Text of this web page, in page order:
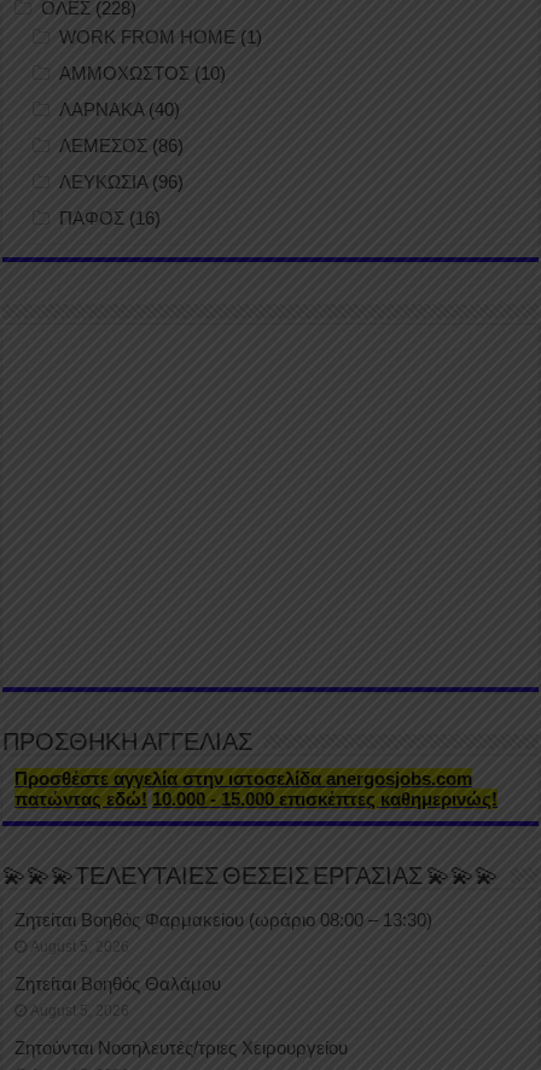
ΟΛΕΣ (228)
WORK FROM HOME (1)
ΑΜΜΟΧΩΣΤΟΣ (10)
ΛΑΡΝΑΚΑ(40)
ΛΕΜΕΣΟΣ (86)
ΛΕΥΚΩΣΙΑ(96)
ΠΑΦΟΣ (16)
ΠΡΟΣΘΗΚΗ ΑΓΓΕΛΙΑΣ
Προσθέστε αγγελία στην ιστοσελίδα anergosjobs.com
πατώντας εδώ! 10.000 - 15.000 επισκέπτες καθημερινώς!
💫💫💫ΤΕΛΕΥΤΑΙΕΣ ΘΕΣΕΙΣ ΕΡΓΑΣΙΑΣ 💫💫💫
Ζητείται Βοηθός Φαρμακείου (ωράριο 08:00 – 13:30)
August 5, 2026
Ζητείται Βοηθός Θαλάμου
August 5, 2026
Ζητούνται Νοσηλευτές/τριες Χειρουργείου